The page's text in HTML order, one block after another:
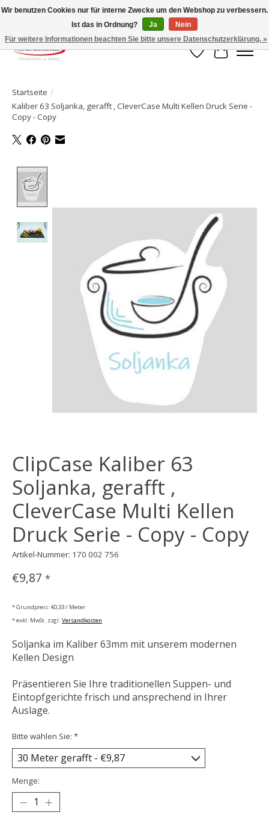
Ihr Onlineshop für Clipverschlusstechnik!
Wunschzettel
Ihr
Startseite /
Kaliber 63 Soljanka, gerafft , CleverCase Multi Kellen Druck Serie -
Copy - Copy
ClipCase Kaliber 63
Soljanka, gerafft ,
CleverCase Multi Kellen
Druck Serie - Copy - Copy
Artikel-Nummer: 170 002 756
€9,87 *
* Grundpreis: €0,33 / Meter
* exkl. MwSt. zzgl. Versandkosten
Soljanka im Kaliber 63mm mit unserem modernen
Kellen Design
Präsentieren Sie Ihre traditionellen Suppen- und
Eintopfgerichte frisch und ansprechend in Ihrer
Auslage.
Bitte wählen Sie: *
Menge:
Wir benutzen Cookies nur für interne Zwecke um den Webshop zu verbessern.
Ist das in Ordnung?
Ja
Nein
Für weitere Informationen beachten Sie bitte unsere Datenschutzerklärung. »